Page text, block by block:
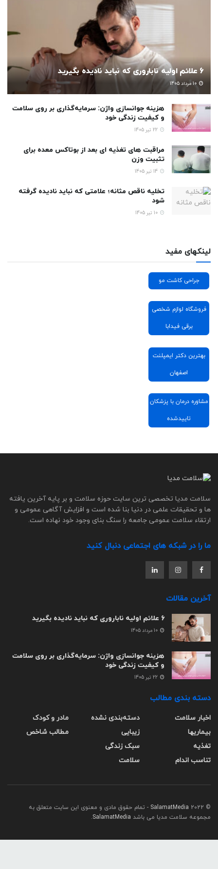
6 علائم اولیه ناباروری که نباید نادیده بگیرید
هزینه جوانسازی واژن: سرمایه‌گذاری بر روی سلامت
و کیفیت زندگی خود
مراقبت های تغذیه ای بعد از بوتاکس معده برای
تثبیت وزن
تخلیه ناقص مثانه؛ علامتی که نباید نادیده گرفته
شود
لینکهای مفید
جراحی کاشت مو
فروشگاه لوازم شخصی
برقی فیدابا
بهترین دکتر ایمپلنت
اصفهان
مشاوره درمان با پزشکان
تاییدشده
سلامت مدیا تخصصی ترین سایت حوزه سلامت و بر پایه آخرین یافته
ها و تحقیقات علمی در دنیا بنا شده است و افزایش آگاهی عمومی و
ارتقاء سلامت عمومی جامعه را سنگ بنای وجود خود نهاده است.
ما را در شبکه های اجتماعی دنبال کنید
آخرین مقالات
6 علائم اولیه ناباروری که نباید نادیده بگیرید
هزینه جوانسازی واژن: سرمایه‌گذاری بر روی سلامت
و کیفیت زندگی خود
دسته بندی مطالب
اخبار سلامت
بیماریها
تغذیه
تناسب اندام
دسته‌بندی نشده
زیبایی
سبک زندگی
سلامت
مادر و کودک
مطالب شاخص
© 2022
SalamatMedia - تمام حقوق مادی و معنوی این سایت متعلق به
مجموعه سلامت مدیا می باشد SalamatMedia
.